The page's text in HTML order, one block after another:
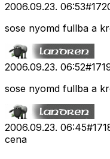
2006.09.23. 06:53#
sose nyomd fullba a
2006.09.23. 06:52#
sose nyomd fullba a
2006.09.23. 06:45#
cena